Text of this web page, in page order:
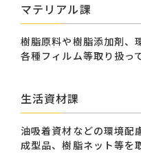
マテリアル課
樹脂原料や樹脂添加剤、
各種フィルム等取り扱っ
生活資材課
油吸着資材などの環境配
成型品、樹脂ネット等を